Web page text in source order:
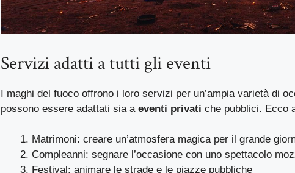
Servizi adatti a tutti gli eventi
I maghi del fuoco offrono i loro servizi per un’ampia varietà di
possono essere adattati sia a eventi privati che pubblici. Ecco
Matrimoni: creare un’atmosfera magica per il grande
Compleanni: segnare l’occasione con uno spettacolo
Festival: animare le strade e le piazze pubbliche